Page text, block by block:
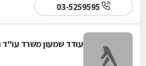
03-5259595
עודד שמעון משרד עו"ד